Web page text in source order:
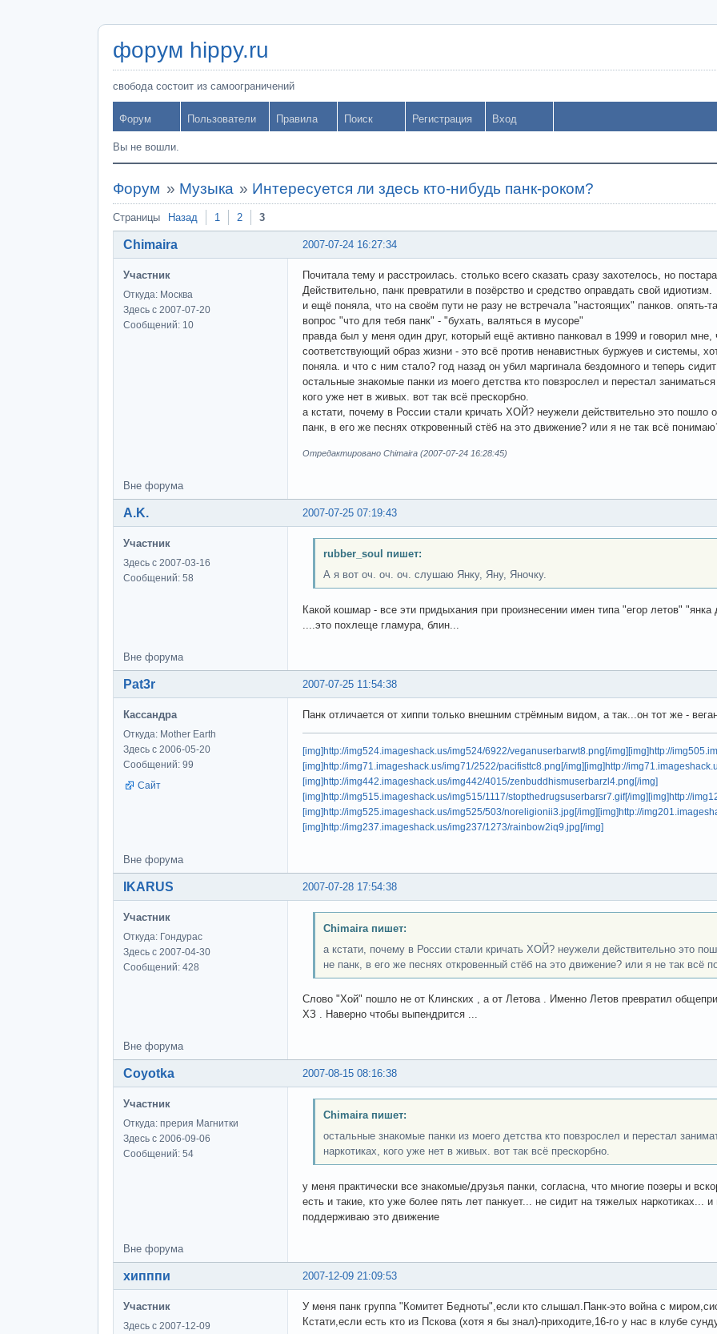
форум hippy.ru
свобода состоит из самоограничений
Форум Пользователи Правила Поиск Регистрация Вход
Вы не вошли.
Форум » Музыка » Интересуется ли здесь кто-нибудь панк-роком?
Страницы Назад 1 2 3
2007-07-24 16:27:34
Chimaira
Участник
Откуда: Москва
Здесь с 2007-07-20
Сообщений: 10
Почитала тему и расстроилась. столько всего сказать сразу захотелось, но
Действительно, панк превратили в позёрство и средство оправдать свой идиотизм.
и ещё поняла, что на своём пути не разу не встречала "настоящих" панков.
вопрос "что для тебя панк" - "бухать, валяться в мусоре"
правда был у меня один друг, который ещё активно панковал в 1999 и говорил мне,
соответствующий образ жизни - это всё против ненавистных буржуев и системы,
поняла. и что с ним стало? год назад он убил маргинала бездомного и теперь сидит
остальные знакомые панки из моего детства кто повзрослел и перестал
кого уже нет в живых. вот так всё прескорбно.
а кстати, почему в России стали кричать ХОЙ? неужели действительно это
панк, в его же песнях откровенный стёб на это движение? или я не так всё
Отредактировано Chimaira (2007-07-24 16:28:45)
Вне форума
2007-07-25 07:19:43
A.K.
Участник
Здесь с 2007-03-16
Сообщений: 58
rubber_soul пишет:
А я вот оч. оч. оч. слушаю Янку, Яну, Яночку.
Какой кошмар - все эти придыхания при произнесении имен типа "егор летов" "янка
....это похлеще гламура, блин...
Вне форума
2007-07-25 11:54:38
Pat3r
Кассандра
Откуда: Mother Earth
Здесь с 2006-05-20
Сообщений: 99
Сайт
Панк отличается от хиппи только внешним стрёмным видом, а так...он тот же -
[img]http://img524.imageshack.us/img524/6922/veganuserbarwt8.png[/img] [img]http://
[img]http://img71.imageshack.us/img71/2522/pacifisttc8.png[/img] [img]http://
[img]http://img442.imageshack.us/img442/4015/zenbuddhismuserbarzl4.png[/img]
[img]http://img515.imageshack.us/img515/1117/stopthedrugsuserbarsr7.gif[/img] [img]http://
[img]http://img525.imageshack.us/img525/503/noreligionii3.jpg[/img] [img]http://
[img]http://img237.imageshack.us/img237/1273/rainbow2iq9.jpg[/img]
Вне форума
2007-07-28 17:54:38
IKARUS
Участник
Откуда: Гондурас
Здесь с 2007-04-30
Сообщений: 428
Chimaira пишет:
а кстати, почему в России стали кричать ХОЙ? неужели действительно это
не панк, в его же песнях откровенный стёб на это движение? или я не так всё
Слово "Хой" пошло не от Клинских , а от Летова . Именно Летов превратил
ХЗ . Наверно чтобы выпендрится ...
Вне форума
2007-08-15 08:16:38
Coyotka
Участник
Откуда: прерия Магнитки
Здесь с 2006-09-06
Сообщений: 54
Chimaira пишет:
остальные знакомые панки из моего детства кто повзрослел и перестал
наркотиках, кого уже нет в живых. вот так всё прескорбно.
у меня практически все знакомые/друзья панки, согласна, что многие позеры и
есть и такие, кто уже более пять лет панкует... не сидит на тяжелых наркотиках...
поддерживаю это движение
Вне форума
2007-12-09 21:09:53
хипппи
Участник
Здесь с 2007-12-09
У меня панк группа "Комитет Бедноты",если кто слышал.Панк-это война с
Кстати,если есть кто из Пскова (хотя я бы знал)-приходите,16-го у нас в клубе